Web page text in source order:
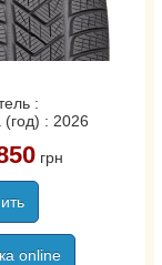
:
(год) : 2026
грн
online